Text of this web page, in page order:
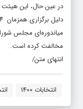
میاندوره‌ای مجلس
مخالفت کرده است.
انتهای متن/
انتخابات 1400